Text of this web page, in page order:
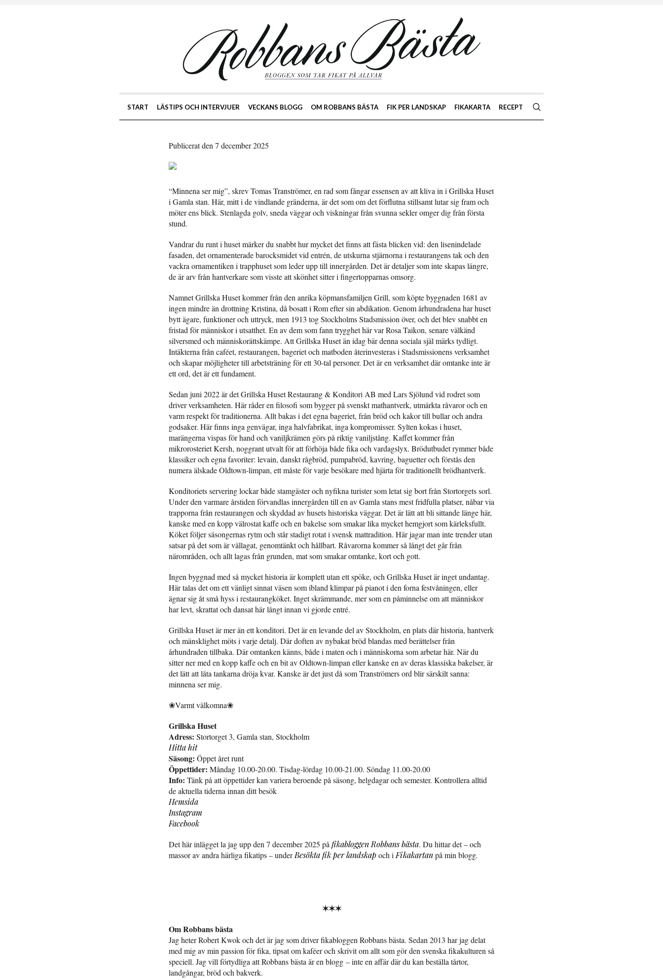
START LÄSTIPS OCH INTERVJUER VECKANS BLOGG OM ROBBANS BÄSTA FIK PER LANDSKAP FIKAKARTA RECEPT
Publicerat den 7 december 2025
“Minnena ser mig”, skrev Tomas Tranströmer, en rad som fångar essensen av att kliva in i Grillska Huset
i Gamla stan. Här, mitt i de vindlande gränderna, är det som om det förflutna stillsamt lutar sig fram och
möter ens blick. Stenlagda golv, sneda väggar och viskningar från svunna sekler omger dig från första
stund.
Vandrar du runt i huset märker du snabbt hur mycket det finns att fästa blicken vid: den lisenindelade
fasaden, det ornamenterade barocksmidet vid entrén, de utskurna stjärnorna i restaurangens tak och den
vackra ornamentiken i trapphuset som leder upp till innergården. Det är detaljer som inte skapas längre,
de är arv från hantverkare som visste att skönhet sitter i fingertopparnas omsorg.
Namnet Grillska Huset kommer från den anrika köpmansfamiljen Grill, som köpte byggnaden 1681 av
ingen mindre än drottning Kristina, då bosatt i Rom efter sin abdikation. Genom århundradena har huset
bytt ägare, funktioner och uttryck, men 1913 tog Stockholms Stadsmission över, och det blev snabbt en
fristad för människor i utsatthet. En av dem som fann trygghet här var Rosa Taikon, senare välkänd
silversmed och människorättskämpe. Att Grillska Huset än idag bär denna sociala själ märks tydligt.
Intäkterna från caféet, restaurangen, bageriet och matboden återinvesteras i Stadsmissionens verksamhet
och skapar möjligheter till arbetsträning för ett 30-tal personer. Det är en verksamhet där omtanke inte är
ett ord, det är ett fundament.
Sedan juni 2022 är det Grillska Huset Restaurang & Konditori AB med Lars Sjölund vid rodret som
driver verksamheten. Här råder en filosofi som bygger på svenskt mathantverk, utmärkta råvaror och en
varm respekt för traditionerna. Allt bakas i det egna bageriet, från bröd och kakor till bullar och andra
godsaker. Här finns inga genvägar, inga halvfabrikat, inga kompromisser. Sylten kokas i huset,
marängerna vispas för hand och vaniljkrämen görs på riktig vaniljstång. Kaffet kommer från
mikrorosteriet Kersh, noggrant utvalt för att förhöja både fika och vardagslyx. Brödutbudet rymmer både
klassiker och egna favoriter: levain, danskt rågbröd, pumpabröd, kavring, baguetter och förstås den
numera älskade Oldtown-limpan, ett måste för varje besökare med hjärta för traditionellt brödhantverk.
Konditoriets servering lockar både stamgäster och nyfikna turister som letat sig bort från Stortorgets sorl.
Under den varmare årstiden förvandlas innergården till en av Gamla stans mest fridfulla platser, nåbar via
trapporna från restaurangen och skyddad av husets historiska väggar. Det är lätt att bli sittande länge här,
kanske med en kopp välrostat kaffe och en bakelse som smakar lika mycket hemgjort som kärleksfullt.
Köket följer säsongernas rytm och står stadigt rotat i svensk mattradition. Här jagar man inte trender utan
satsar på det som är vällagat, genomtänkt och hållbart. Råvarorna kommer så långt det går från
närområden, och allt lagas från grunden, mat som smakar omtanke, kort och gott.
Ingen byggnad med så mycket historia är komplett utan ett spöke, och Grillska Huset är inget undantag.
Här talas det om ett vänligt sinnat väsen som ibland klimpar på pianot i den forna festvåningen, eller
ägnar sig åt små hyss i restaurangköket. Inget skrämmande, mer som en påminnelse om att människor
har levt, skrattat och dansat här långt innan vi gjorde entré.
Grillska Huset är mer än ett konditori. Det är en levande del av Stockholm, en plats där historia, hantverk
och mänsklighet möts i varje detalj. Där doften av nybakat bröd blandas med berättelser från
århundraden tillbaka. Där omtanken känns, både i maten och i människorna som arbetar här. När du
sitter ner med en kopp kaffe och en bit av Oldtown-limpan eller kanske en av deras klassiska bakelser, är
det lätt att låta tankarna dröja kvar. Kanske är det just då som Tranströmers ord blir särskilt sanna:
minnena ser mig.
❀Varmt välkomna❀
Grillska Huset
Adress: Stortorget 3, Gamla stan, Stockholm
Hitta hit
Säsong: Öppet året runt
Öppettider: Måndag 10.00-20.00. Tisdag-lördag 10.00-21.00. Söndag 11.00-20.00
Info: Tänk på att öppettider kan variera beroende på säsong, helgdagar och semester. Kontrollera alltid
de aktuella tiderna innan ditt besök
Hemsida
Instagram
Facebook
Det här inlägget la jag upp den 7 december 2025 på fikabloggen Robbans bästa. Du hittar det – och
massor av andra härliga fikatips – underBesökta fik per landskapoch i Fikakartanpå min blogg.
✶✶✶
Om Robbans bästa
Jag heter Robert Kwok och det är jag som driver fikabloggen Robbans bästa. Sedan 2013 har jag delat
med mig av min passion för fika, tipsat om kaféer och skrivit om allt som gör den svenska fikakulturen så
speciell. Jag vill förtydliga att Robbans bästa är en blogg – inte en affär där du kan beställa tårtor,
landgångar, bröd och bakverk.